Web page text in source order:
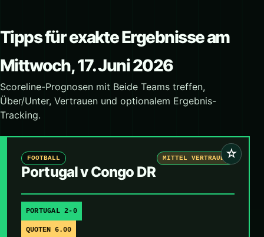
Tipps für exakte Ergebnisse am
Mittwoch, 17. Juni 2026
Scoreline-Prognosen mit Beide Teams treffen,
Über/Unter, Vertrauen und optionalem Ergebnis-
Tracking.
☆
FOOTBALL MITTEL VERTRAUEN
Portugal v Congo DR
PORTUGAL 2-0
QUOTEN 6.00